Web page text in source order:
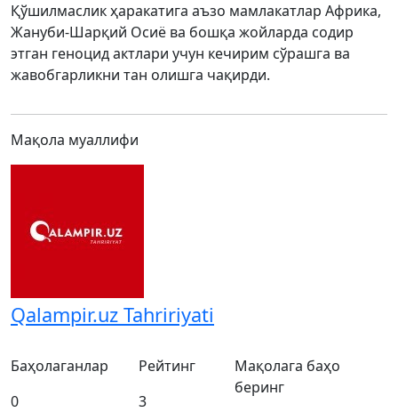
Қўшилмаслик ҳаракатига аъзо мамлакатлар Африка,
Жануби-Шарқий Осиё ва бошқа жойларда содир
этган геноцид актлари учун кечирим сўрашга ва
жавобгарликни тан олишга чақирди.
Мақола муаллифи
Qalampir.uz Tahririyati
Баҳолаганлар
0
Рейтинг
3
Мақолага баҳо
беринг